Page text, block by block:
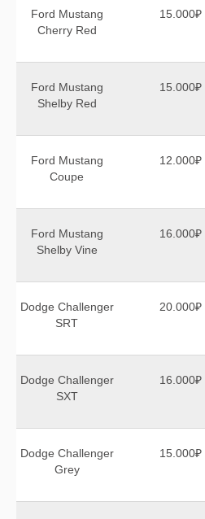
Ford Mustang
Cherry Red
15.000₽
Ford Mustang
Shelby Red
15.000₽
Ford Mustang
Coupe
12.000₽
Ford Mustang
Shelby Vine
16.000₽
Dodge Challenger
SRT
20.000₽
Dodge Challenger
SXT
16.000₽
Dodge Challenger
Grey
15.000₽